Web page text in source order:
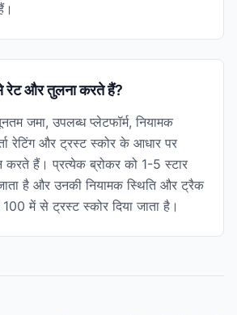
रेट और तुलना करते हैं?
जमा, उपलब्ध प्लेटफॉर्म, नियामक
रेटिंग और ट्रस्ट स्कोर के आधार पर
करते हैं। प्रत्येक ब्रोकर को 1-5 स्टार
है और उनकी नियामक स्थिति और ट्रैक
में से ट्रस्ट स्कोर दिया जाता है।